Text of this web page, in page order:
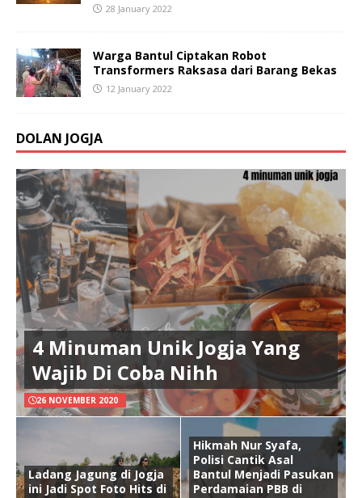
28 January 2022
Warga Bantul Ciptakan Robot
Transformers Raksasa dari Barang Bekas
12 January 2022
DOLAN JOGJA
4 Minuman Unik Jogja Yang
Wajib Di Coba Nihh
26 NOVEMBER 2020
Ladang Jagung di Jogja
ini Jadi Spot Foto Hits di
Hikmah Nur Syafa,
Polisi Cantik Asal
Bantul Menjadi Pasukan
Perdamaian PBB di